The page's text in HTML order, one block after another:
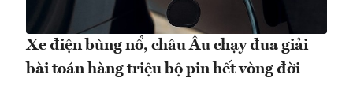
Xe điện bùng nổ, châu Âu chạy đua giải
bài toán hàng triệu bộ pin hết vòng đời